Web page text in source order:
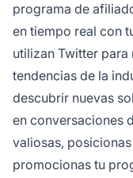
programa de
en tiempo real con
utilizan Twitter
tendencias de la
descubrir nuevas
en conversaciones
valiosas,
promocionas tu